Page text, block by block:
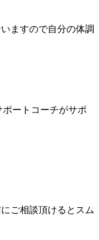
ますので自分の体調
ートコーチがサポ
ご相談頂けるとスム